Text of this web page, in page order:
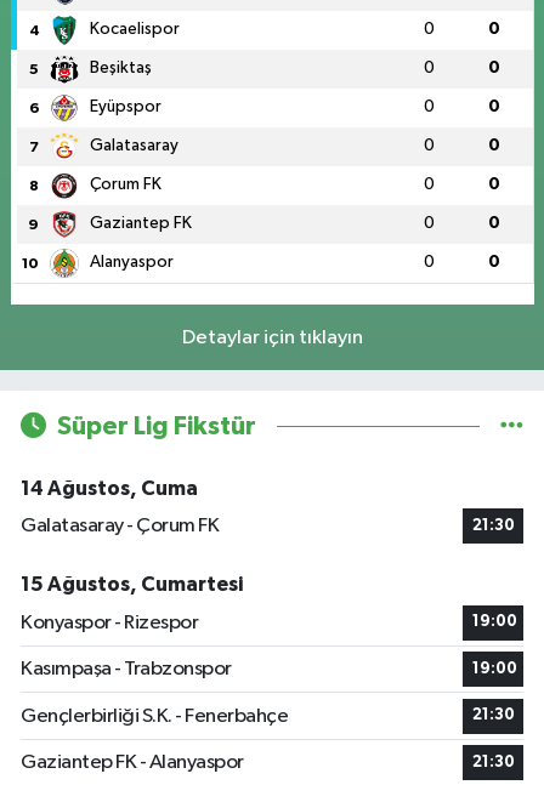
4 Kocaelispor 0 0
5 Beşiktaş 0 0
6 Eyüpspor 0 0
7 Galatasaray 0 0
8 Çorum FK 0 0
9 Gaziantep FK 0 0
10 Alanyaspor 0 0
Detaylar için tıklayın
Süper Lig Fikstür
14 Ağustos, Cuma
Galatasaray - Çorum FK
21:30
15 Ağustos, Cumartesi
Konyaspor - Rizespor
19:00
Kasımpaşa - Trabzonspor 19:00
Gençlerbirliği S.K. - Fenerbahçe 21:30
Gaziantep FK - Alanyaspor 21:30